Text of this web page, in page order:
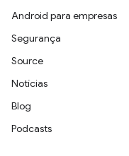
Android para empresas
Segurança
Source
Notícias
Blog
Podcasts